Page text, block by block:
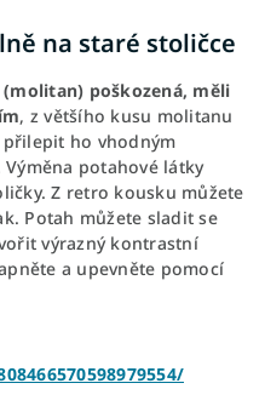
na staré stoličce
poškozená, měli
, z většího kusu molitanu
ho vhodným
potahové látky
Z retro kousku můžete
Potah můžete sladit se
výrazný kontrastní
a upevněte pomocí